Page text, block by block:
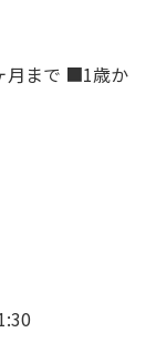
月まで ■1歳か